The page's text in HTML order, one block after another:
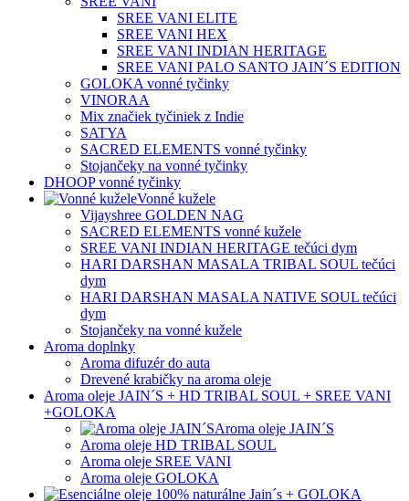
SREE VANI ELITE
SREE VANI HEX
SREE VANI INDIAN HERITAGE
SREE VANI PALO SANTO JAIN´S EDITION
GOLOKA vonné tyčinky
VINORAA
Mix značiek tyčiniek z Indie
SATYA
SACRED ELEMENTS vonné tyčinky
Stojančeky na vonné tyčinky
DHOOP vonné tyčinky
Vonné kužele
Vijayshree GOLDEN NAG
SACRED ELEMENTS vonné kužele
SREE VANI INDIAN HERITAGE tečúci dym
HARI DARSHAN MASALA TRIBAL SOUL tečúci
dym
HARI DARSHAN MASALA NATIVE SOUL tečúci
dym
Stojančeky na vonné kužele
Aroma doplnky
Aroma difuzér do auta
Drevené krabičky na aroma oleje
Aroma oleje JAIN´S + HD TRIBAL SOUL + SREE VANI
+GOLOKA
Aroma oleje JAIN´S
Aroma oleje HD TRIBAL SOUL
Aroma oleje SREE VANI
Aroma oleje GOLOKA